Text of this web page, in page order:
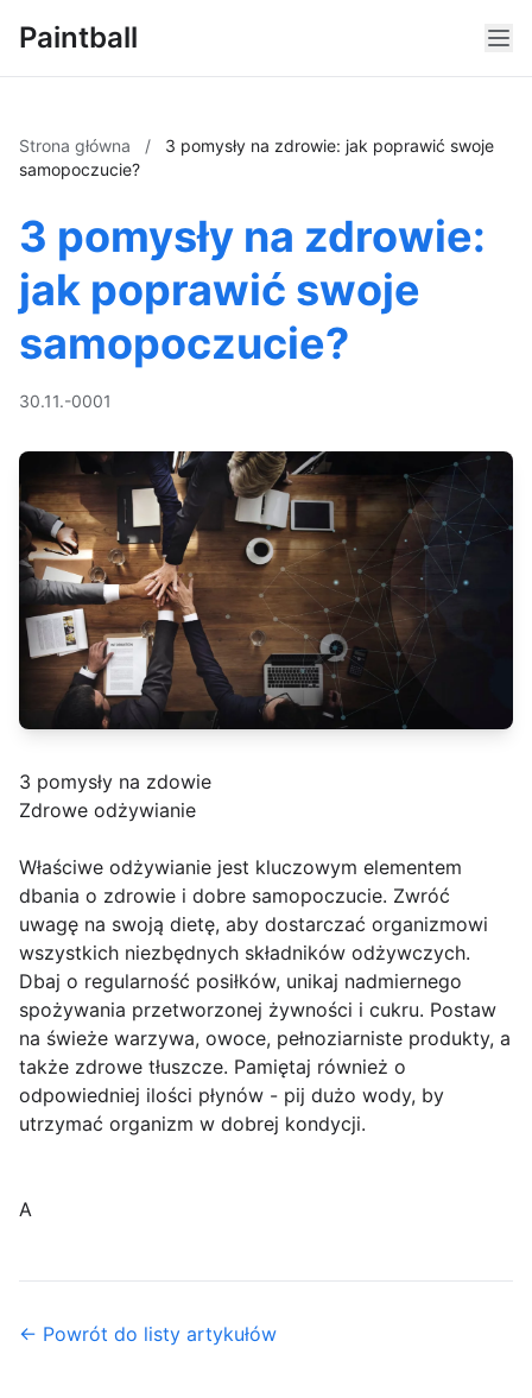
Paintball
Strona główna /
3 pomysły na zdrowie: jak poprawić swoje
samopoczucie?
3 pomysły na zdrowie:
jak poprawić swoje
samopoczucie?
30.11.-0001
3 pomysły na zdowie
Zdrowe odżywianie
Właściwe odżywianie jest kluczowym elementem
dbania o zdrowie i dobre samopoczucie. Zwróć
uwagę na swoją dietę, aby dostarczać organizmowi
wszystkich niezbędnych składników odżywczych.
Dbaj o regularność posiłków, unikaj nadmiernego
spożywania przetworzonej żywności i cukru. Postaw
na świeże warzywa, owoce, pełnoziarniste produkty, a
także zdrowe tłuszcze. Pamiętaj również o
odpowiedniej ilości płynów - pij dużo wody, by
utrzymać organizm w dobrej kondycji.
A
← Powrót do listy artykułów